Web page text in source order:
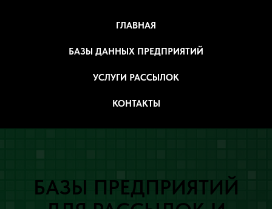
ГЛАВНАЯ
БАЗЫ ДАННЫХ ПРЕДПРИЯТИЙ
УСЛУГИ РАССЫЛОК
КОНТАКТЫ
БАЗЫ ПРЕДПРИЯТИЙ